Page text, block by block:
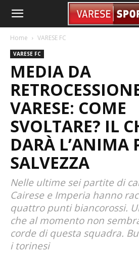
Home VARESE FC
VARESE FC
MEDIA DA
VARESE: COME
SVOLTARE? IL
DARÀ L’ANIMA
SALVEZZA
Nelle ultime sei partite di
Cairese e Imperia hanno
quattro punti biancorossi.
che al momento non
corde di questa squadra.
i torinesi